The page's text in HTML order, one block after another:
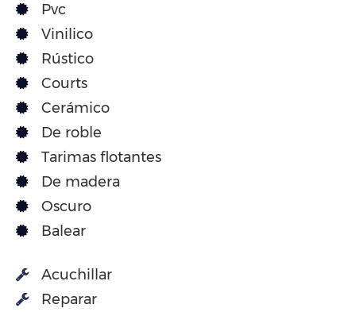
Pvc
Vinilico
Rústico
Courts
Cerámico
De roble
Tarimas flotantes
De madera
Oscuro
Balear
Acuchillar
Reparar